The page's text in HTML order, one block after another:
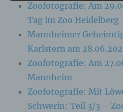
Zoofotografie: Am
Tag im Zoo Heidelberg
Mannheimer
Karlstern am
Zoofotografie: Am
Mannheim
Zoofotografie: Mit
Schwerin: Teil 3/3 –
identifizierbar wird eine
angesehen, die direkt
insbesondere mittels
Kennung wie einem
Kennnummer, zu
Online-Kennung oder zu
besonderen Merkmalen,
physischen,
psychischen,
sozialen Identität dieser
sind, identifiziert werden